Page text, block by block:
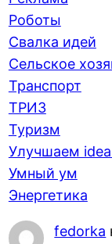
Роботы
Свалка идей
Сельское
Транспорт
ТРИЗ
Туризм
Улучшаем
Умный ум
Энергетика
fedorka